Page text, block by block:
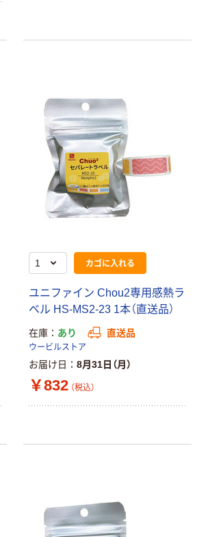
カゴに入れる
ユニファイン Chou2専用感熱ラ
ベル HS-MS2-23 1本（直送品）
在庫 あり 直送品
ウービルストア
お届け日 8月31日（月）
￥832 （税込）